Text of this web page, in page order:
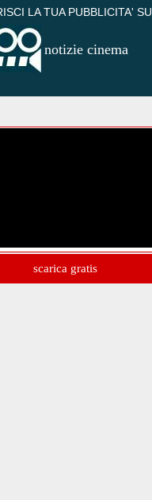
LA TUA PUBBLICITA' SU
notizie cinema
scarica gratis